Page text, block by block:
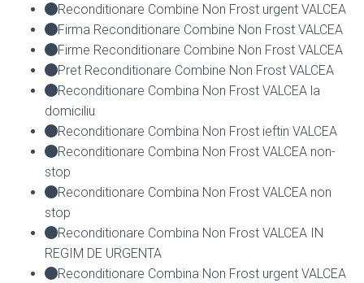
Reconditionare Combine Non Frost urgent VALCEA
Firma Reconditionare Combine Non Frost VALCEA
Firme Reconditionare Combine Non Frost VALCEA
Pret Reconditionare Combine Non Frost VALCEA
Reconditionare Combina Non Frost VALCEA la
domiciliu
Reconditionare Combina Non Frost ieftin VALCEA
Reconditionare Combina Non Frost VALCEA non-
stop
Reconditionare Combina Non Frost VALCEA non
stop
Reconditionare Combina Non Frost VALCEA IN
REGIM DE URGENTA
Reconditionare Combina Non Frost urgent VALCEA